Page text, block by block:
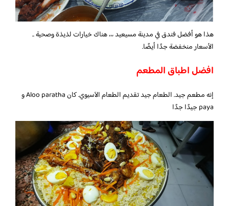
هذا هو أفضل فندق في مدينة مسيعيد ،،، هناك خيارات لذيذة وصحية ..
الأسعار منخفضة جدًا أيضًا.
افضل اطباق المطعم
إنه مطعم جيد. الطعام جيد تقديم الطعام الآسيوي. كان Aloo paratha و
paya جيدًا جدًا